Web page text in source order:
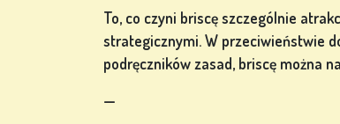
ZAREJESTRUJ
To, co czyni briscę szczególnie
strategicznymi. W przeciwieństwie
podręczników zasad, briscę można
—